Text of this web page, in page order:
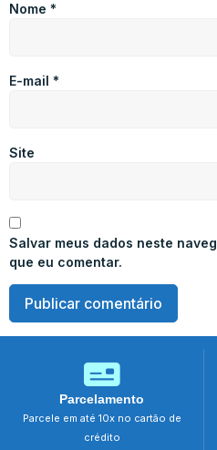
Nome *
E-mail *
Site
Salvar meus dados neste
que eu comentar.
Parcelamento
Parcele em até 10x no cartão de
crédito